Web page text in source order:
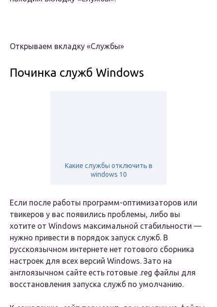
Открываем вкладку «Службы»
Починка служб Windows
Какие службы отключить в
windows 10
Если после работы программ-оптимизаторов или
твикеров у вас появились проблемы, либо вы
хотите от Windows максимальной стабильности —
нужно привести в порядок запуск служб. В
русскоязычном интернете нет готового сборника
настроек для всех версий Windows. Зато на
англоязычном сайте есть готовые .reg файлы для
восстановления запуска служб по умолчанию.